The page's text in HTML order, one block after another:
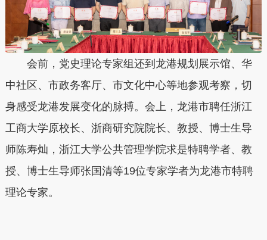
会前，党史理论专家组还到龙港规划展示馆、华
中社区、市政务客厅、市文化中心等地参观考察，切
身感受龙港发展变化的脉搏。会上，龙港市聘任浙江
工商大学原校长、浙商研究院院长、教授、博士生导
师陈寿灿，浙江大学公共管理学院求是特聘学者、教
授、博士生导师张国清等19位专家学者为龙港市特聘
理论专家。